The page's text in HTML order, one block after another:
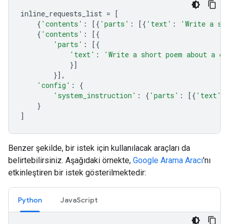
inline_requests_list = [
{ 'contents' : [{ 'parts' : [{ 'text' :
'Write a
{ 'contents' :
[{
'parts' :
[{
'text' :
'Write a short poem about a
}]
}],
'config' :
{
'system_instruction' : { 'parts' : [{ 'text'
}
]
Benzer şekilde, bir istek için kullanılacak araçları da
belirtebilirsiniz. Aşağıdaki örnekte, Google Arama Aracı'nı
etkinleştiren bir istek gösterilmektedir:
Python JavaScript